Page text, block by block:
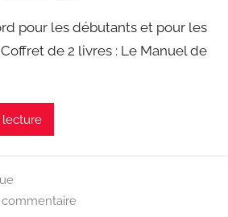
pour les débutants et pour les
de 2 livres : Le Manuel de
lecture
commentaire